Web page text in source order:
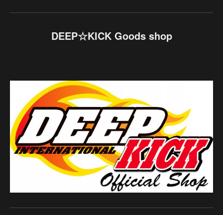
DEEP☆KICK Goods shop